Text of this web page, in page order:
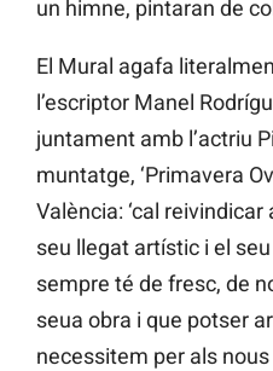
un himne, pintaran de
El Mural agafa
l’escriptor Manel
juntament amb l’actriu
muntatge, ‘Primavera
València: ‘cal
seu llegat artístic i el
sempre té de fresc, de
seua obra i que potser
necessitem per als